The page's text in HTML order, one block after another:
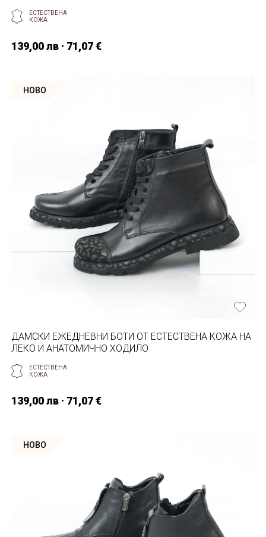
ЕСТЕСТВЕНА
КОЖА
139,00 лв · 71,07 €
НОВО
ДАМСКИ ЕЖЕДНЕВНИ БОТИ ОТ ЕСТЕСТВЕНА КОЖА НА
ЛЕКО И АНАТОМИЧНО ХОДИЛО
ЕСТЕСТВЕНА
КОЖА
139,00 лв · 71,07 €
НОВО